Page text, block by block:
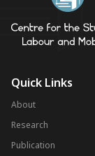
Quick Links
About
Research
Publication